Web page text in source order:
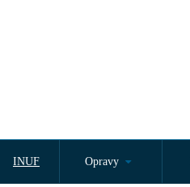
INUF Opravy